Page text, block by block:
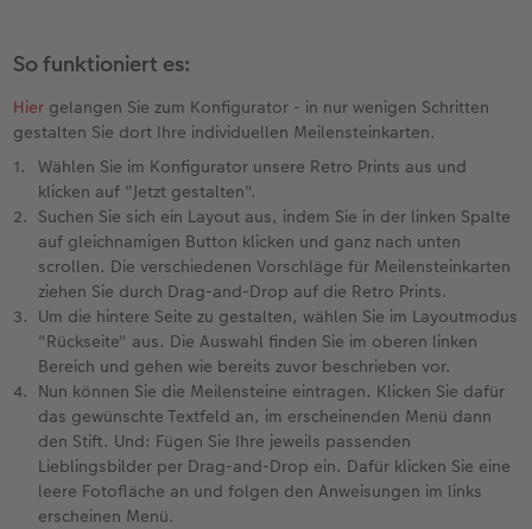
Kundenbeispiele
Webinare & VHS
Fotobuch für Anfänger
Erste Schritte
Fotobuch erstellen
Neuheiten
Mehrteiler
Bestellwege
Ideen zur Wandgestaltung
CEWE myPhotos
Neuheiten
Extras
Bestellwege
Last Minute Fotos
CEWE myPhotos
Fotos digitalisieren
Neuheiten
Extras
Sofortfotogrußkarten
Sofortfotosets
Sofortfotocollagen
Mehrteilige Sofortfotos
Retro Minis
Art Prints
Faber-Castell
Foto-Geschenkbox
CEWE Geschenkgutschein
Neuheiten
CEWE myPhotos
Bestellwege
Papierqualitäten
Weitere Anlässe
CEWE myPhotos
Neuheiten
Mit Design
Bestellwege
Inspiration
Neuheiten
Gestaltungsideen
CEWE myPhotos
Neuheiten
Extras
Einfach & schnell gestaltet
Besondere Geschenkideen
CEWE myPhotos
Videotutorials
Anleitungen & Hilfe
Fototipps
Fotowettbewerbe
CEWE Magazin
Neuheiten
So funktioniert es:
Hier gelangen Sie zum Konfigurator - in nur wenigen Schritten
gestalten Sie dort Ihre individuellen Meilensteinkarten.
Wählen Sie im Konfigurator unsere Retro Prints aus und
klicken auf "Jetzt gestalten".
Suchen Sie sich ein Layout aus, indem Sie in der linken Spalte
auf gleichnamigen Button klicken und ganz nach unten
scrollen. Die verschiedenen Vorschläge für Meilensteinkarten
ziehen Sie durch Drag-and-Drop auf die Retro Prints.
Um die hintere Seite zu gestalten, wählen Sie im Layoutmodus
"Rückseite" aus. Die Auswahl finden Sie im oberen linken
Bereich und gehen wie bereits zuvor beschrieben vor.
Nun können Sie die Meilensteine eintragen. Klicken Sie dafür
das gewünschte Textfeld an, im erscheinenden Menü dann
den Stift. Und: Fügen Sie Ihre jeweils passenden
Lieblingsbilder per Drag-and-Drop ein. Dafür klicken Sie eine
leere Fotofläche an und folgen den Anweisungen im links
erscheinen Menü.